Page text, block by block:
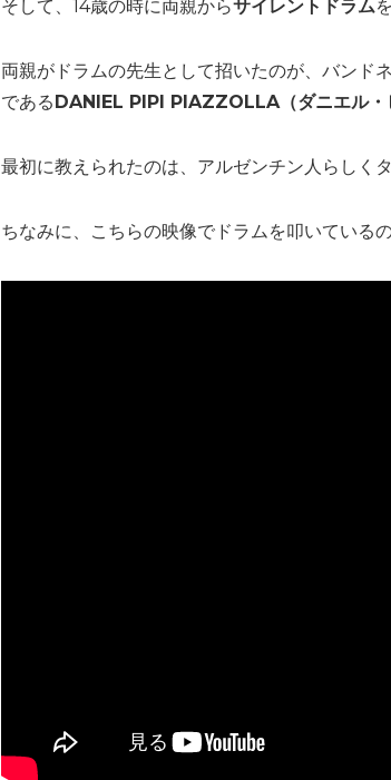
そして、14歳の時に両親からサイレントドラム
両親がドラムの先生として招いたのが、バンド
であるDANIEL PIPI PIAZZOLLA（ダニエル・
最初に教えられたのは、アルゼンチン人らしく
ちなみに、こちらの映像でドラムを叩いている